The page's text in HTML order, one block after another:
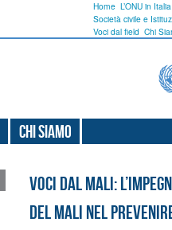
Home L’ONU in Italia
Società civile e
Voci dal field Chi
Chi Siamo
Voci dal Mali:
del Mali nel